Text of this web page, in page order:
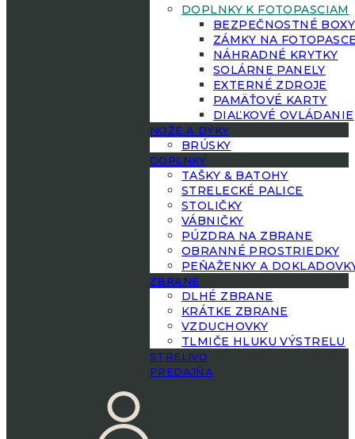
DOPLNKY K FOTOPASCIAM
BEZPEČNOSTNÉ BOXY
ZÁMKY NA
NÁHRADNÉ KRYTKY
SOLÁRNE PANELY
EXTERNÉ ZDROJE
PAMÄŤOVÉ KARTY
DIAĽKOVÉ OVLÁDANIE
NOŽE A DÝKY
BRÚSKY
DOPLNKY
TAŠKY & BATOHY
STRELECKÉ PALICE
STOLIČKY
VÁBNIČKY
PÚZDRA NA ZBRANE
OBRANNÉ PROSTRIEDKY
PEŇAŽENKY A
ZBRANE
DLHÉ ZBRANE
KRÁTKE ZBRANE
VZDUCHOVKY
TLMIČE HLUKU VÝSTRELU
STRELIVO
PREDAJŇA